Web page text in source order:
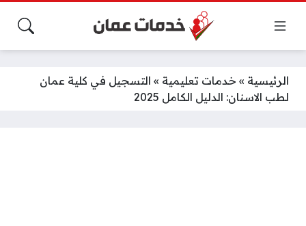
الرئيسية » خدمات تعليمية » التسجيل في كلية عمان
لطب الاسنان: الدليل الكامل 2025